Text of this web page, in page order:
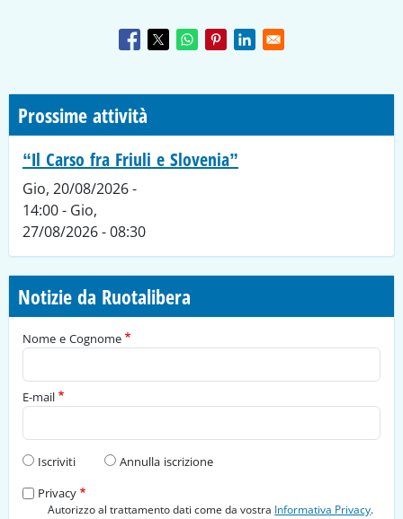
Prossime attività
“Il Carso fra Friuli e Slovenia”
Gio, 20/08/2026 -
14:00- Gio,
27/08/2026 - 08:30
Notizie da Ruotalibera
Nome e Cognome
E-mail
Tipo di richiesta
Iscriviti
Annulla iscrizione
Privacy
Autorizzo al trattamento dati come da vostra Informativa Privacy.